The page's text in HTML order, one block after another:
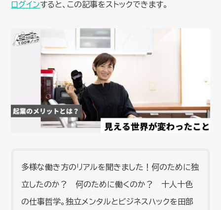
ログインすると、この記事をストックできます。
多様な働き方のリアルを聞きました！何のために独
立したのか？ 何のために働くのか？ 十人十色
の仕事哲学。独立メンタルとビジネスハックを田部